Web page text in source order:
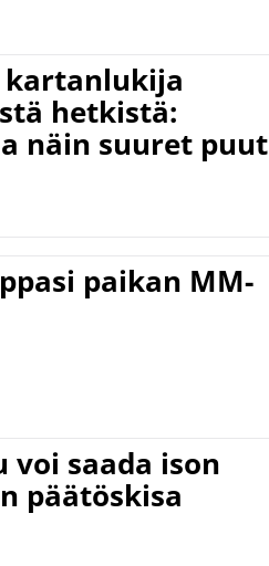
kartanlukija
hetkistä:
näin suuret puut
paikan MM-
voi saada ison
päätöskisa